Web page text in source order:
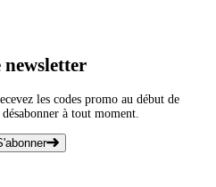
les codes promo au début de
à tout moment.